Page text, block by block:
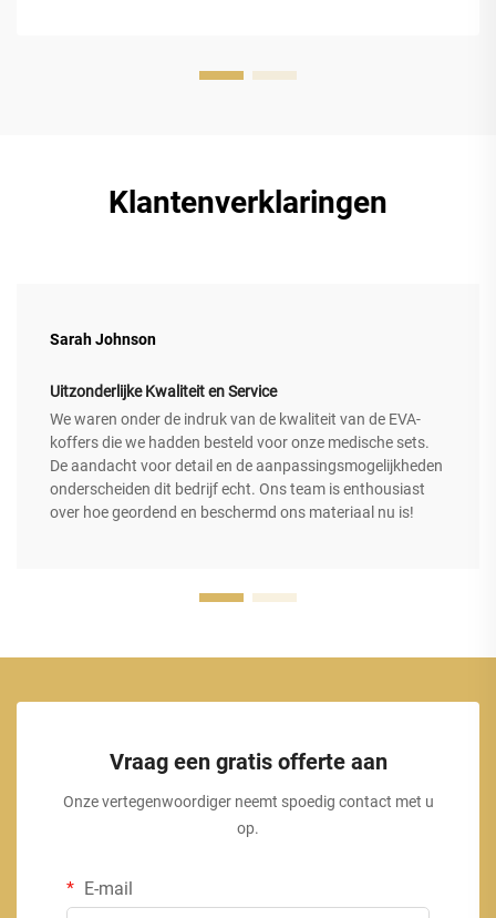
Klantenverklaringen
Sarah Johnson
Uitzonderlijke Kwaliteit en Service
We waren onder de indruk van de kwaliteit van de EVA-
koffers die we hadden besteld voor onze medische sets.
De aandacht voor detail en de aanpassingsmogelijkheden
onderscheiden dit bedrijf echt. Ons team is enthousiast
over hoe geordend en beschermd ons materiaal nu is!
Vraag een gratis offerte aan
Onze vertegenwoordiger neemt spoedig contact met u
op.
E-mail